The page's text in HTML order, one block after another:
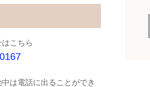
こちら
は電話に出ることができ